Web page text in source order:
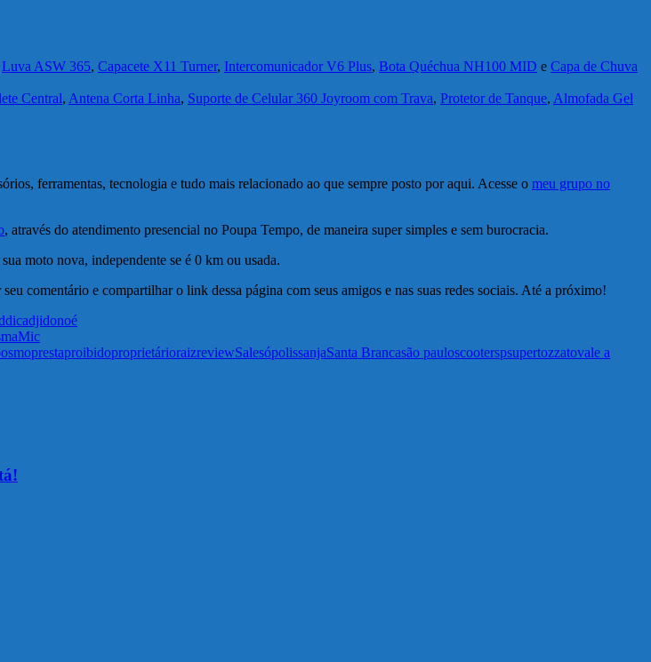
Luva ASW 365, Capacete X11 Turner, Intercomunicador V6 Plus, Bota Quéchua NH100 MID e Capa de Chuva
Central, Antena Corta Linha, Suporte de Celular 360 Joyroom com Trava, Protetor de Tanque, Almofada Gel
ferramentas, tecnologia e tudo mais relacionado ao que sempre posto por aqui. Acesse o meu grupo no
, através do atendimento presencial no Poupa Tempo, de maneira super simples e sem burocracia.
moto nova, independente se é 0 km ou usada.
comentário e compartilhar o link dessa página com seus amigos e nas suas redes sociais. Até a próximo!
dicadjidonoé
Mic
osmoprestaproibidoproprietárioraizreviewSalesópolissanjaSanta Brancasão pauloscooterspsupertozzatovale a